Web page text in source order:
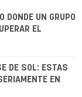
DONDE UN GRUPO
EL
DE SOL: ESTAS
EN